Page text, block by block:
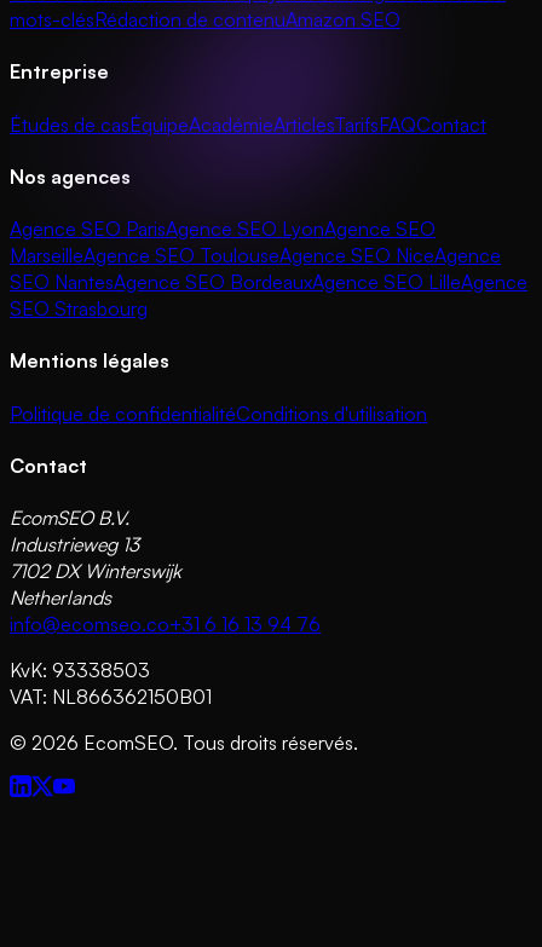
mots-clésRédaction de contenuAmazon SEO
Entreprise
Études de casÉquipeAcadémieArticlesTarifsFAQContact
Nos agences
Agence SEO ParisAgence SEO LyonAgence SEO
MarseilleAgence SEO ToulouseAgence SEO NiceAgence
SEO NantesAgence SEO BordeauxAgence SEO LilleAgence
SEO Strasbourg
Mentions légales
Politique de confidentialitéConditions d'utilisation
Contact
EcomSEO B.V.
Industrieweg 13
7102 DX Winterswijk
Netherlands
info@ecomseo.co+31 6 16 13 94 76
KvK: 93338503
VAT: NL866362150B01
© 2026 EcomSEO. Tous droits réservés.